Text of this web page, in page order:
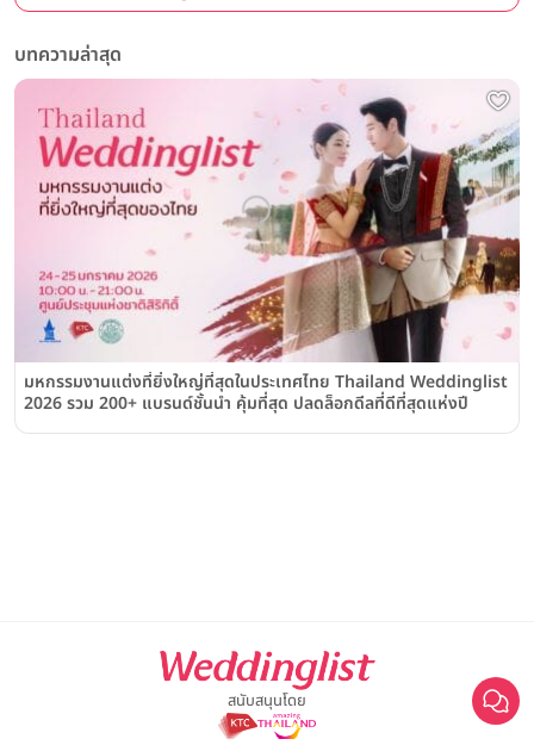
บทความล่าสุด
มหกรรมงานแต่งที่ยิ่งใหญ่ที่สุดในประเทศไทย Thailand Weddinglist
2026 รวม 200+ แบรนด์ชั้นนำ คุ้มที่สุด ปลดล็อกดีลที่ดีที่สุดแห่งปี
สนับสนุนโดย